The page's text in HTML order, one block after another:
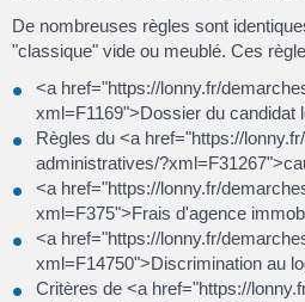
De nombreuses règles sont
"classique" vide ou meublé. Ces
<a href="https://lonny.fr/
xml=F1169">Dossier du candidat
Règles du <a href="https://
administratives/
<a href="https://lonny.fr/
xml=F375">Frais d'agence
<a href="https://lonny.fr/
xml=F14750">Discrimination au
Critères de <a href="https://